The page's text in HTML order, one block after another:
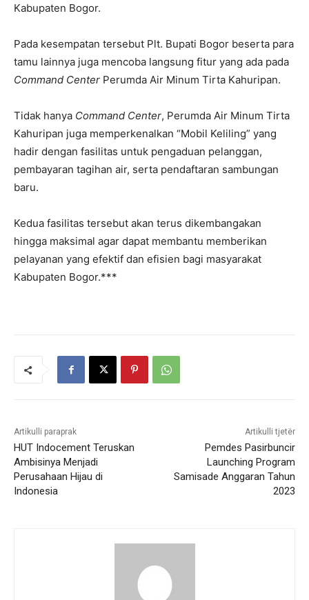
Kabupaten Bogor.
Pada kesempatan tersebut Plt. Bupati Bogor beserta para
tamu lainnya juga mencoba langsung fitur yang ada pada
Command Center Perumda Air Minum Tirta Kahuripan.
Tidak hanya Command Center, Perumda Air Minum Tirta
Kahuripan juga memperkenalkan “Mobil Keliling” yang
hadir dengan fasilitas untuk pengaduan pelanggan,
pembayaran tagihan air, serta pendaftaran sambungan
baru.
Kedua fasilitas tersebut akan terus dikembangakan
hingga maksimal agar dapat membantu memberikan
pelayanan yang efektif dan efisien bagi masyarakat
Kabupaten Bogor.***
Artikulli paraprak
HUT Indocement Teruskan
Ambisinya Menjadi
Perusahaan Hijau di
Indonesia
Artikulli tjetër
Pemdes Pasirbuncir
Launching Program
Samisade Anggaran Tahun
2023